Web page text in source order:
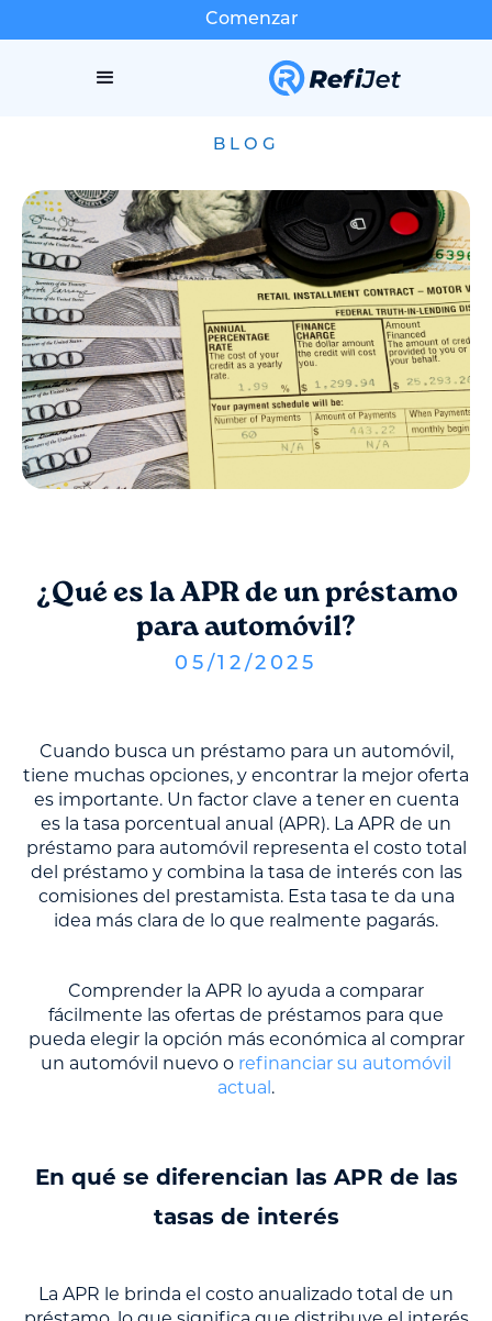
Comenzar
BLOG
¿Qué es la APR de un préstamo
para automóvil?
05 /12 /2025
Cuando busca un préstamo para un automóvil,
tiene muchas opciones, y encontrar la mejor oferta
es importante. Un factor clave a tener en cuenta
es la tasa porcentual anual (APR). La APR de un
préstamo para automóvil representa el costo total
del préstamo y combina la tasa de interés con las
comisiones del prestamista. Esta tasa te da una
idea más clara de lo que realmente pagarás.
Comprender la APR lo ayuda a comparar
fácilmente las ofertas de préstamos para que
pueda elegir la opción más económica al comprar
un automóvil nuevo o refinanciar su automóvil
actual.
En qué se diferencian las APR de las
tasas de interés
La APR le brinda el costo anualizado total de un